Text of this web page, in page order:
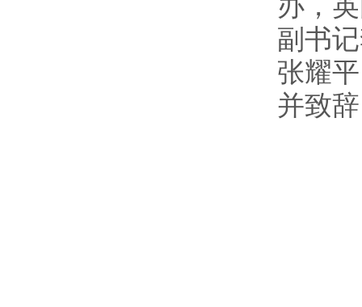
办，
副书
张耀
并致